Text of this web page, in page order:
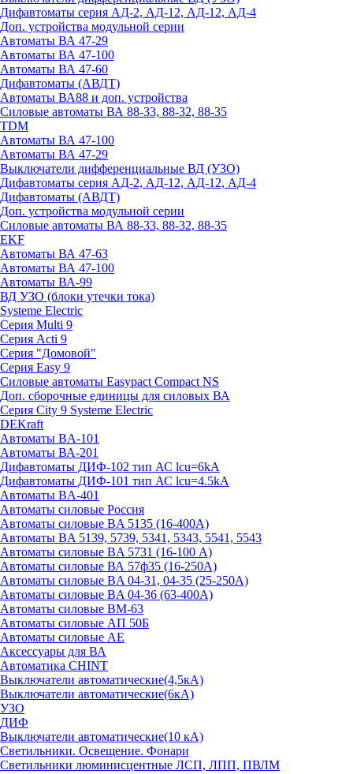
Дифавтоматы серия АД-2, АД-12, АД-12, АД-4
Доп. устройства модульной серии
Автоматы ВА 47-29
Автоматы ВА 47-100
Автоматы ВА 47-60
Дифавтоматы (АВДТ)
Автоматы ВА88 и доп. устройства
Силовые автоматы ВА 88-33, 88-32, 88-35
TDM
Автоматы ВА 47-100
Автоматы ВА 47-29
Выключатели дифференциальные ВД (УЗО)
Дифавтоматы серия АД-2, АД-12, АД-12, АД-4
Дифавтоматы (АВДТ)
Доп. устройства модульной серии
Силовые автоматы ВА 88-33, 88-32, 88-35
EKF
Автоматы ВА 47-63
Автоматы ВА 47-100
Автоматы ВА-99
ВД УЗО (блоки утечки тока)
Systeme Electric
Серия Multi 9
Серия Acti 9
Серия "Домовой"
Серия Easy 9
Силовые автоматы Easypact Compact NS
Доп. сборочные единицы для силовых ВА
Серия City 9 Systeme Electric
DEKraft
Автоматы BA-101
Автоматы ВА-201
Дифавтоматы ДИФ-102 тип АС lcu=6kA
Дифавтоматы ДИФ-101 тип АС lcu=4.5kA
Автоматы BA-401
Автоматы силовые Россия
Автоматы силовые BA 5135 (16-400А)
Автоматы BA 5139, 5739, 5341, 5343, 5541, 5543
Автоматы силовые BA 5731 (16-100 А)
Автоматы силовые ВА 57ф35 (16-250А)
Автоматы силовые BA 04-31, 04-35 (25-250А)
Автоматы силовые BA 04-36 (63-400А)
Автоматы силовые ВМ-63
Автоматы силовые АП 50Б
Автоматы силовые АЕ
Аксессуары для ВА
Автоматика CHINT
Выключатели автоматические(4,5кА)
Выключатели автоматические(6кА)
УЗО
ДИФ
Выключатели автоматические(10 кА)
Светильники. Освещение. Фонари
Светильники люминисцентные ЛСП, ЛПП, ПВЛМ